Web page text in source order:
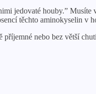
jedovaté houby.”
těchto aminokyselin v
nebo bez větší